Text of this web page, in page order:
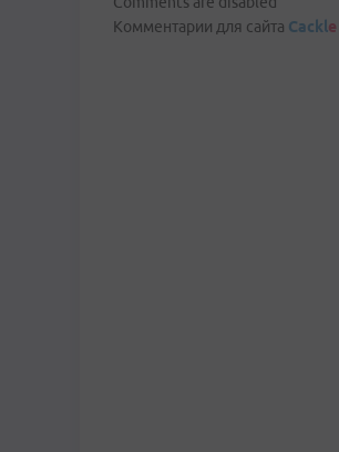
Комментарии для сайта Cackle